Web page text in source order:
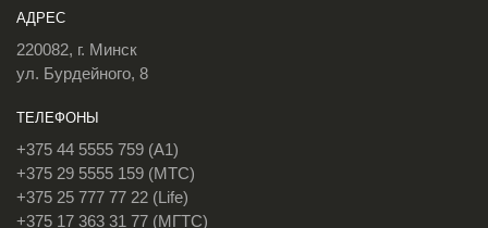
АДРЕС
220082, г. Минск
ул. Бурдейного, 8
ТЕЛЕФОНЫ
+375 44 5555 759 (A1)
+375 29 5555 159 (МТС)
+375 25 777 77 22 (Life)
+375 17 363 31 77 (МГТС)